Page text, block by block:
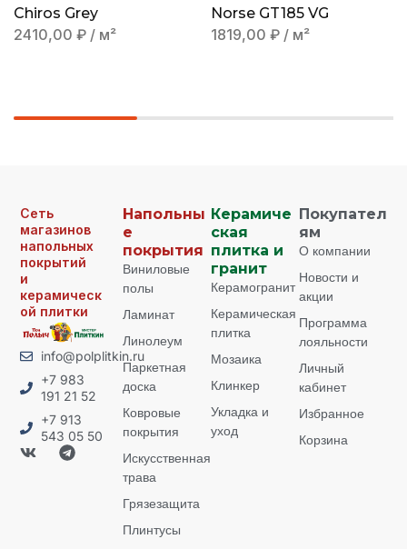
Chiros Grey
2410,00 ₽ / м²
Norse GT185 VG
1819,00 ₽ / м²
Сеть
магазинов
напольных
покрытий
и
керамическ
ой плитки
info@polplitkin.ru
+7 983
191 21 52
+7 913
543 05 50
Напольны
е
покрытия
Виниловые
полы
Ламинат
Линолеум
Паркетная
доска
Ковровые
покрытия
Искусственная
трава
Грязезащита
Плинтусы
Керамиче
ская
плитка и
гранит
Керамогранит
Керамическая
плитка
Мозаика
Клинкер
Укладка и
уход
Покупател
ям
О компании
Новости и
акции
Программа
лояльности
Личный
кабинет
Избранное
Корзина